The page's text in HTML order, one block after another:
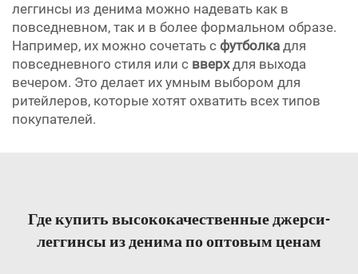
леггинсы из денима можно надевать как в
повседневном, так и в более формальном образе.
Например, их можно сочетать с футболка для
повседневного стиля или с вверхдля выхода
вечером. Это делает их умным выбором для
ритейлеров, которые хотят охватить всех типов
покупателей.
Где купить высококачественные джерси-
леггинсы из денима по оптовым ценам